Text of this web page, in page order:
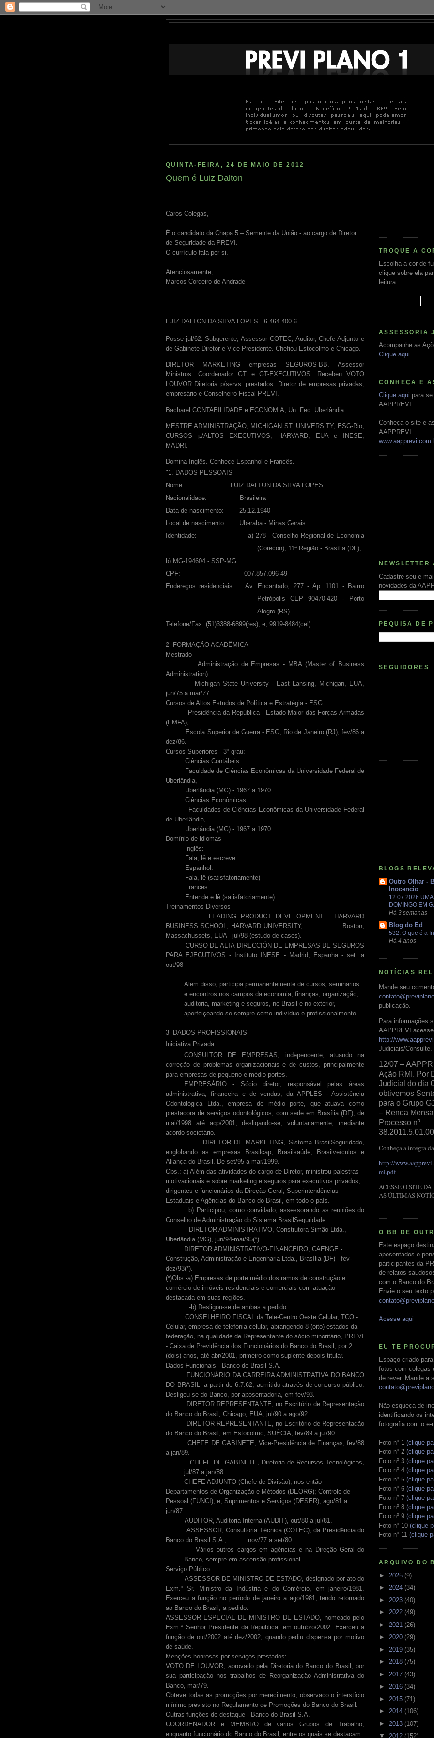
QUINTA-FEIRA, 24 DE MAIO DE 2012
Quem é Luiz Dalton
Caros Colegas,
É o candidato da Chapa 5 – Semente da União - ao cargo de Diretor
de Seguridade da PREVI.
O currículo fala por si.
Atenciosamente,
Marcos Cordeiro de Andrade
LUIZ DALTON DA SILVA LOPES - 6.464.400-6
Posse jul/62. Subgerente, Assessor COTEC, Auditor, Chefe-Adjunto e
de Gabinete Diretor e Vice-Presidente. Chefiou Estocolmo e Chicago.
DIRETOR MARKETING empresas SEGUROS-BB. Assessor
Ministros. Coordenador GT e GT-EXECUTIVOS. Recebeu VOTO
LOUVOR Diretoria p/servs. prestados. Diretor de empresas privadas,
empresário e Conselheiro Fiscal PREVI.
Bacharel CONTABILIDADE e ECONOMIA, Un. Fed. Uberlândia.
MESTRE ADMINISTRAÇÃO, MICHIGAN ST. UNIVERSITY; ESG-Rio;
CURSOS p/ALTOS EXECUTIVOS, HARVARD, EUA e INESE,
MADRI.
Domina Inglês. Conhece Espanhol e Francês.
"1. DADOS PESSOAIS
Nome: LUIZ DALTON DA SILVA LOPES
Nacionalidade: Brasileira
Data de nascimento: 25.12.1940
Local de nascimento: Uberaba - Minas Gerais
Identidade: a) 278 - Conselho Regional de Economia
(Corecon), 11ª Região - Brasília (DF);
b) MG-194604 - SSP-MG
CPF: 007.857.096-49
Endereços residenciais: Av. Encantado, 277 - Ap. 1101 - Bairro
Petrópolis CEP 90470-420 - Porto
Alegre (RS)
Telefone/Fax: (51)3388-6899(res); e, 9919-8484(cel)
2. FORMAÇÃO ACADÊMICA
Mestrado
Administração de Empresas - MBA (Master of Business
Administration)
Michigan State University - East Lansing, Michigan, EUA,
jun/75 a mar/77.
Cursos de Altos Estudos de Política e Estratégia - ESG
Presidência da República - Estado Maior das Forças Armadas
(EMFA),
Escola Superior de Guerra - ESG, Rio de Janeiro (RJ), fev/86 a
dez/86.
Cursos Superiores - 3º grau:
Ciências Contábeis
Faculdade de Ciências Econômicas da Universidade Federal de
Uberlândia,
Uberlândia (MG) - 1967 a 1970.
Ciências Econômicas
Faculdades de Ciências Econômicas da Universidade Federal
de Uberlândia,
Uberlândia (MG) - 1967 a 1970.
Domínio de idiomas
Inglês:
Fala, lê e escreve
Espanhol:
Fala, lê (satisfatoriamente)
Francês:
Entende e lê (satisfatoriamente)
Treinamentos Diversos
LEADING PRODUCT DEVELOPMENT - HARVARD
BUSINESS SCHOOL, HARVARD UNIVERSITY, Boston,
Massachussets, EUA - jul/98 (estudo de casos).
CURSO DE ALTA DIRECCIÓN DE EMPRESAS DE SEGUROS
PARA EJECUTIVOS - Instituto INESE - Madrid, Espanha - set. a
out/98
Além disso, participa permanentemente de cursos, seminários
e encontros nos campos da economia, finanças, organização,
auditoria, marketing e seguros, no Brasil e no exterior,
aperfeiçoando-se sempre como indivíduo e profissionalmente.
3. DADOS PROFISSIONAIS
Iniciativa Privada
CONSULTOR DE EMPRESAS, independente, atuando na
correção de problemas organizacionais e de custos, principalmente
para empresas de pequeno e médio portes.
EMPRESÁRIO - Sócio diretor, responsável pelas áreas
administrativa, financeira e de vendas, da APPLES - Assistência
Odontológica Ltda., empresa de médio porte, que atuava como
prestadora de serviços odontológicos, com sede em Brasília (DF), de
mai/1998 até ago/2001, desligando-se, voluntariamente, mediante
acordo societário.
DIRETOR DE MARKETING, Sistema BrasilSeguridade,
englobando as empresas Brasilcap, Brasilsaúde, Brasilveículos e
Aliança do Brasil. De set/95 a mar/1999.
Obs.: a) Além das atividades do cargo de Diretor, ministrou palestras
motivacionais e sobre marketing e seguros para executivos privados,
dirigentes e funcionários da Direção Geral, Superintendências
Estaduais e Agências do Banco do Brasil, em todo o país.
b) Participou, como convidado, assessorando as reuniões do
Conselho de Administração do Sistema BrasilSeguridade.
DIRETOR ADMINISTRATIVO, Construtora Simão Ltda.,
Uberlândia (MG), jun/94-mai/95(*).
DIRETOR ADMINISTRATIVO-FINANCEIRO, CAENGE -
Construção, Administração e Engenharia Ltda., Brasília (DF) - fev-
dez/93(*).
(*)Obs:-a) Empresas de porte médio dos ramos de construção e
comércio de imóveis residenciais e comerciais com atuação
destacada em suas regiões.
-b) Desligou-se de ambas a pedido.
CONSELHEIRO FISCAL da Tele-Centro Oeste Celular, TCO -
Celular, empresa de telefonia celular, abrangendo 8 (oito) estados da
federação, na qualidade de Representante do sócio minoritário, PREVI
- Caixa de Previdência dos Funcionários do Banco do Brasil, por 2
(dois) anos, até abr/2001, primeiro como suplente depois titular.
Dados Funcionais - Banco do Brasil S.A.
FUNCIONÁRIO DA CARREIRA ADMINISTRATIVA DO BANCO
DO BRASIL, a partir de 6.7.62, admitido através de concurso público.
Desligou-se do Banco, por aposentadoria, em fev/93.
DIRETOR REPRESENTANTE, no Escritório de Representação
do Banco do Brasil, Chicago, EUA, jul/90 a ago/92.
DIRETOR REPRESENTANTE, no Escritório de Representação
do Banco do Brasil, em Estocolmo, SUÉCIA, fev/89 a jul/90.
CHEFE DE GABINETE, Vice-Presidência de Finanças, fev/88
a jan/89.
CHEFE DE GABINETE, Diretoria de Recursos Tecnológicos,
jul/87 a jan/88.
CHEFE ADJUNTO (Chefe de Divisão), nos então
Departamentos de Organização e Métodos (DEORG); Controle de
Pessoal (FUNCI); e, Suprimentos e Serviços (DESER), ago/81 a
jun/87.
AUDITOR, Auditoria Interna (AUDIT), out/80 a jul/81.
ASSESSOR, Consultoria Técnica (COTEC), da Presidência do
Banco do Brasil S.A., nov/77 a set/80.
Vários outros cargos em agências e na Direção Geral do
Banco, sempre em ascensão profissional.
Serviço Público
ASSESSOR DE MINISTRO DE ESTADO, designado por ato do
Exm.º Sr. Ministro da Indústria e do Comércio, em janeiro/1981.
Exerceu a função no período de janeiro a ago/1981, tendo retornado
ao Banco do Brasil, a pedido.
ASSESSOR ESPECIAL DE MINISTRO DE ESTADO, nomeado pelo
Exm.º Senhor Presidente da República, em outubro/2002. Exerceu a
função de out/2002 até dez/2002, quando pediu dispensa por motivo
de saúde.
Menções honrosas por serviços prestados:
VOTO DE LOUVOR, aprovado pela Diretoria do Banco do Brasil, por
sua participação nos trabalhos de Reorganização Administrativa do
Banco, mar/79.
Obteve todas as promoções por merecimento, observado o interstício
mínimo previsto no Regulamento de Promoções do Banco do Brasil.
Outras funções de destaque - Banco do Brasil S.A.
COORDENADOR e MEMBRO de vários Grupos de Trabalho,
enquanto funcionário do Banco do Brasil, entre os quais se destacam:
TROQUE A
Escolha a cor de
clique sobre ela
leitura.
ASSESSORIA
Acompanhe as
Clique aqui
CONHEÇA E
Clique aqui para
AAPPREVI.
Conheça o site e
AAPPREVI.
NEWSLETTER
Cadastre seu e-
novidades da
PEQUISA DE
SEGUIDORES
BLOGS
Outro Olhar -
Inocencio
12.07.2026
DOMINGO EM
Há 3 semanas
Blog do Ed
532. O que é a
Há 4 anos
NOTÍCIAS
Mande seu
publicação.
Para informações
AAPPREVI
http://
Judiciais/Consulte.
12/07 –
Ação RMI. Por
Judicial do dia
obtivemos
para o Grupo
– Renda
Processo nº
Conheça a íntegra
http://
mi.pdf
ACESSE O SITE DA
AS ÚLTIMAS
O BB DE
Este espaço
aposentados e
participantes da
de relatos
com o Banco do
Envie o seu texto
Acesse aqui
EU TE
Espaço criado
fotos com colegas
de rever. Mande a
Não esqueça de
identificando os
fotografia com o e-
Foto nº 1 (clique
Foto nº 2 (clique
Foto nº 3 (clique
Foto nº 4 (clique
Foto nº 5 (clique
Foto nº 6 (clique
Foto nº 7 (clique
Foto nº 8 (clique
Foto nº 9 (clique
Foto nº 10 (clique
Foto nº 11 (clique
ARQUIVO DO
► 2025 (9)
► 2024 (34)
► 2023 (40)
► 2022 (49)
► 2021 (26)
► 2020 (29)
► 2019 (35)
► 2018 (75)
► 2017 (43)
► 2016 (34)
► 2015 (71)
► 2014 (106)
► 2013 (107)
▼ 2012 (152)